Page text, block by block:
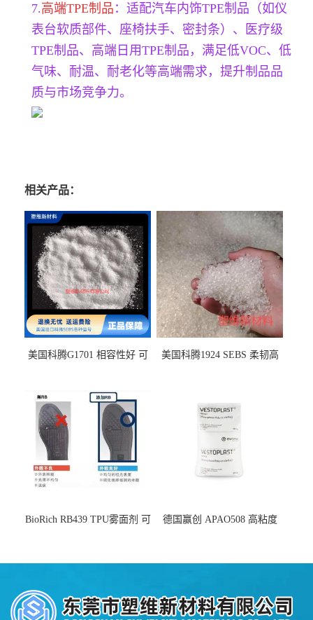
7.高端TPE制品 ：适配汽车内饰TPE制品（如仪
表台软质部件、座椅扶手、密封条）、医疗级
TPE制品、高端日用TPE制品，满足低VOC、低
气味、耐温、耐老化等高端需求，提升制品品
质与市场竞争力。
相关产品：
美国科腾G1701 相容性好 可
美国科腾1924 SEBS 柔韧高
BioRich RB439 TPU雾面剂 可
德国赢创 APAO508 高粘度